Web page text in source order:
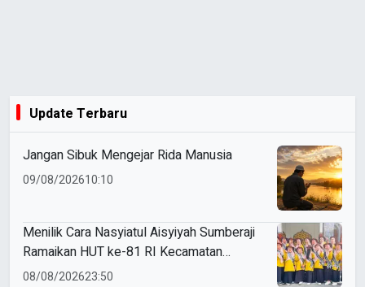
Update Terbaru
Jangan Sibuk Mengejar Rida Manusia
09/08/202610:10
Menilik Cara Nasyiatul Aisyiyah Sumberaji
Ramaikan HUT ke-81 RI Kecamatan
Sukodadi
08/08/202623:50